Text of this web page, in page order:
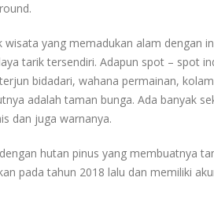
yang memadukan alam dengan
tarik tersendiri. Adapun spot – spot
bidadari, wahana permainan,
adalah taman bunga. Ada banyak
dan juga warnanya.
hutan pinus yang membuatnya
pada tahun 2018 lalu dan memiliki